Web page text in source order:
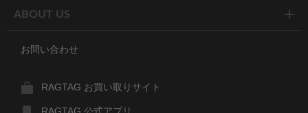
ABOUT US
お問い合わせ
RAGTAG お買い取りサイト